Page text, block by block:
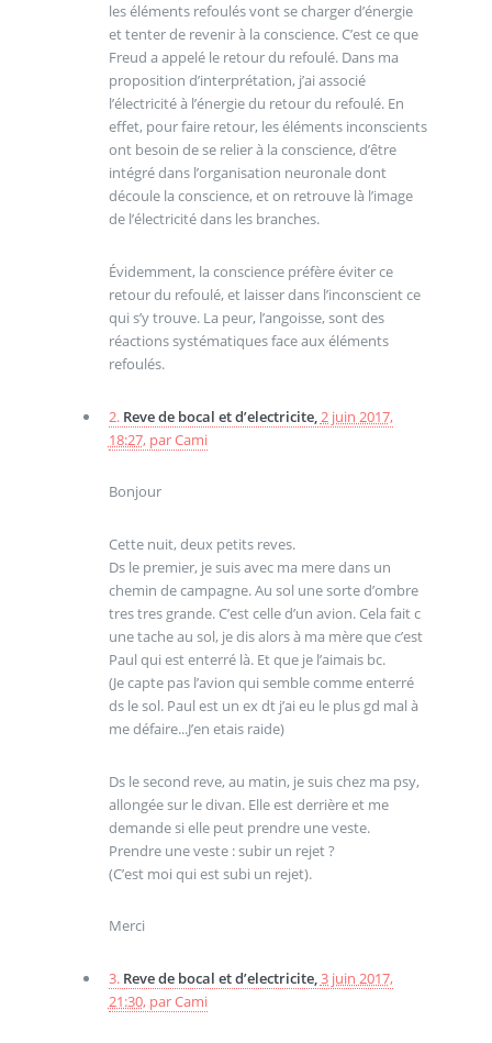
les éléments refoulés vont se charger d’énergie
et tenter de revenir à la conscience. C’est ce que
Freud a appelé le retour du refoulé. Dans ma
proposition d’interprétation, j’ai associé
l’électricité à l’énergie du retour du refoulé. En
effet, pour faire retour, les éléments inconscients
ont besoin de se relier à la conscience, d’être
intégré dans l’organisation neuronale dont
découle la conscience, et on retrouve là l’image
de l’électricité dans les branches.
Évidemment, la conscience préfère éviter ce
retour du refoulé, et laisser dans l’inconscient ce
qui s’y trouve. La peur, l’angoisse, sont des
réactions systématiques face aux éléments
refoulés.
2. Reve de bocal et d’electricite,2 juin 2017,
18:27, parCami
Bonjour
Cette nuit, deux petits reves.
Ds le premier, je suis avec ma mere dans un
chemin de campagne. Au sol une sorte d’ombre
tres tres grande. C’est celle d’un avion. Cela fait c
une tache au sol, je dis alors à ma mère que c’est
Paul qui est enterré là. Et que je l’aimais bc.
(Je capte pas l’avion qui semble comme enterré
ds le sol. Paul est un ex dt j’ai eu le plus gd mal à
me défaire...J’en etais raide)
Ds le second reve, au matin, je suis chez ma psy,
allongée sur le divan. Elle est derrière et me
demande si elle peut prendre une veste.
Prendre une veste : subir un rejet ?
(C’est moi qui est subi un rejet).
Merci
3. Reve de bocal et d’electricite,3 juin 2017,
21:30, parCami